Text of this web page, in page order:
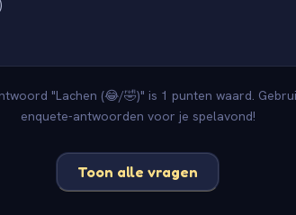
"Lachen (😂/🤣)" is 1 punten waard.
enquete-antwoorden voor je spelavond!
Toon alle vragen